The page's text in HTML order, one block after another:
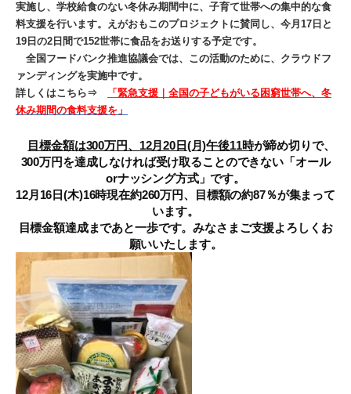
実施し、学校給食のない冬休み期間中に、子育て世帯への集中的な食
料支援を行います。えがおもこのプロジェクトに賛同し、今月17日と
19日の2日間で152世帯に食品をお送りする予定です。
全国フードバンク推進協議会では、この活動のために、クラウドフ
ァンディングを実施中です。
詳しくはこちら⇒
「緊急支援｜全国の子どもがいる困窮世帯へ、冬
休み期間の食料支援を」
目標金額は300万円、12月20日(月)午後11時が締め切りで、
300万円を達成しなければ受け取ることのできない「オール
orナッシング方式」です。
12月16日(木)16時現在約260万円、目標額の約87％が集まって
います。
目標金額達成まであと一歩です。みなさまご支援よろしくお
願いいたします。